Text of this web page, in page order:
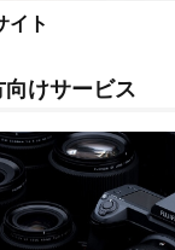
イト
けサービス